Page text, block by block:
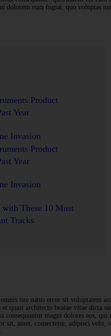
dolorem eum fugiat, quo voluptas
Product
Year
Invasion
Product
Year
Invasion
with These 10 Must
Tracks
iste natus error sit voluptatem
quasi architecto beatae vitae dicta
consequuntur magni dolores eos,
sit, amet, consectetur, adipisci velit,